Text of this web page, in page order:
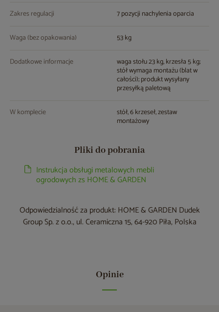
Zakres regulacji 7 pozycji nachylenia oparcia
Waga (bez opakowania) 53 kg
Dodatkowe informacje waga stołu 23 kg, krzesła 5 kg;
stół wymaga montażu (blat w
całości); produkt wysyłany
przesyłką paletową
W komplecie stół, 6 krzeseł, zestaw
montażowy
Pliki do pobrania
Instrukcja obsługi metalowych mebli
ogrodowych zs HOME & GARDEN
Odpowiedzialność za produkt: HOME & GARDEN Dudek
Group Sp. z o.o., ul. Ceramiczna 15, 64-920 Piła, Polska
Opinie